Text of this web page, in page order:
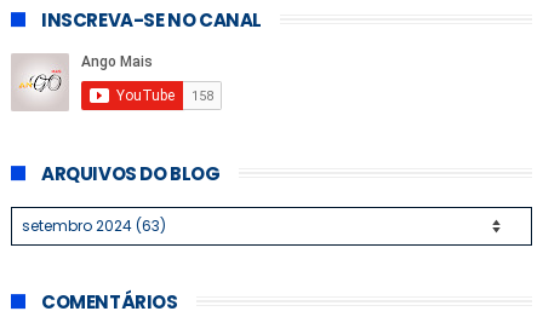
INSCREVA-SE NO CANAL
ARQUIVOS DO BLOG
COMENTÁRIOS